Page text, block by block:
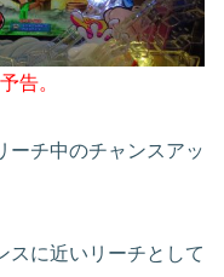
告。
ーチ中のチャンスアッ
スに近いリーチとして